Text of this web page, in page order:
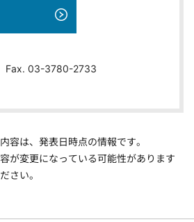
03-3780-2733
容は、発表日時点の情報です。
が変更になっている可能性があります
さい。